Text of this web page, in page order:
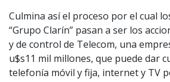
Culmina así el proceso por el cual
“Grupo Clarín” pasan a ser los
y de control de Telecom, una
u$s11 mil millones, que puede dar
telefonía móvil y fija, internet y TV